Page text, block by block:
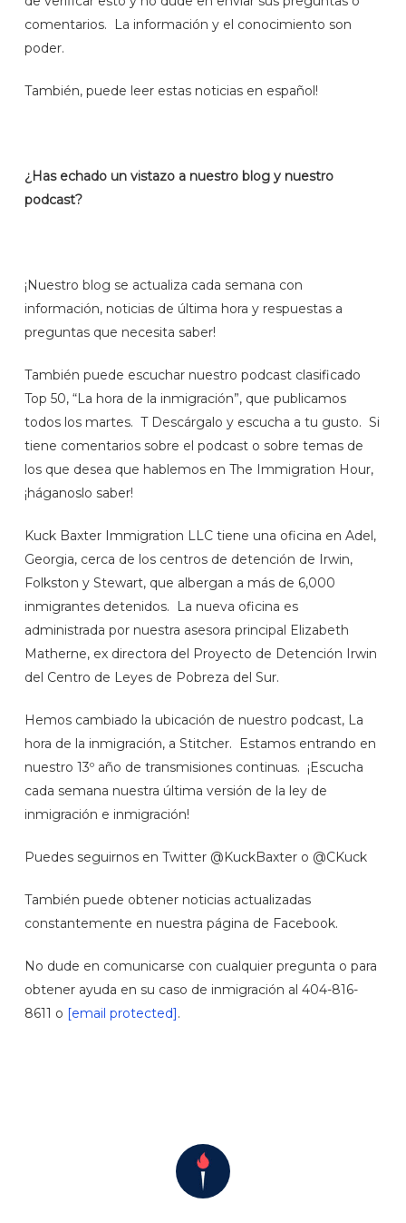
comentarios. La información y el conocimiento son
poder.
También, puede leer estas noticias en español!
¿Has echado un vistazo a nuestro blog y nuestro
podcast?
¡Nuestro blog se actualiza cada semana con
información, noticias de última hora y respuestas a
preguntas que necesita saber!
También puede escuchar nuestro podcast clasificado
Top 50, “La hora de la inmigración”, que publicamos
todos los martes. T Descárgalo y escucha a tu gusto. Si
tiene comentarios sobre el podcast o sobre temas de
los que desea que hablemos en The Immigration Hour,
¡háganoslo saber!
Kuck Baxter Immigration LLC tiene una oficina en Adel,
Georgia, cerca de los centros de detención de Irwin,
Folkston y Stewart, que albergan a más de 6,000
inmigrantes detenidos. La nueva oficina es
administrada por nuestra asesora principal Elizabeth
Matherne, ex directora del Proyecto de Detención Irwin
del Centro de Leyes de Pobreza del Sur.
Hemos cambiado la ubicación de nuestro podcast, La
hora de la inmigración, a Stitcher. Estamos entrando en
nuestro 13º año de transmisiones continuas. ¡Escucha
cada semana nuestra última versión de la ley de
inmigración e inmigración!
Puedes seguirnos en Twitter @KuckBaxter o @CKuck
También puede obtener noticias actualizadas
constantemente en nuestra página de Facebook.
No dude en comunicarse con cualquier pregunta o para
obtener ayuda en su caso de inmigración al 404-816-
8611 o [email protected].